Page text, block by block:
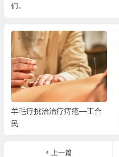
们。
羊毛疔挑治治疗痔疮—王合
民
上一篇